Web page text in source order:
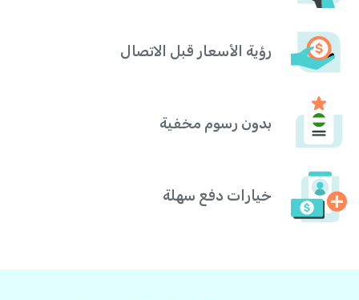
رؤية الأسعار قبل الاتصال
بدون رسوم مخفية
خيارات دفع سهلة